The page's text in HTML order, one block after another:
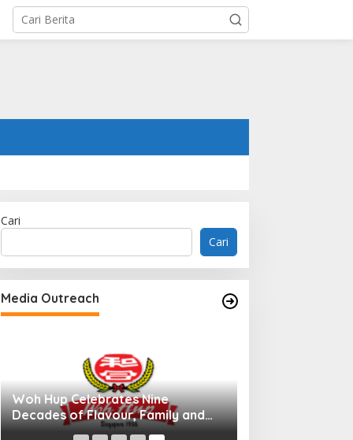
Cari
Cari
Media Outreach
Woh Hup Celebrates Nine
Decades of Flavour, Family and
Innovation with Four Bold New